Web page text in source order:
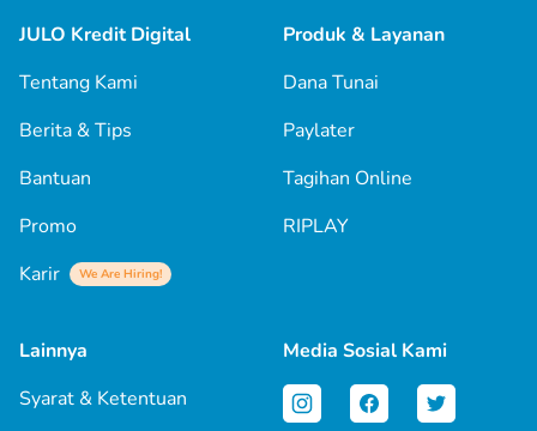
JULO Kredit Digital
Tentang Kami
Berita & Tips
Bantuan
Promo
Karir
We Are Hiring!
Produk & Layanan
Dana Tunai
Paylater
Tagihan Online
RIPLAY
Lainnya
Syarat & Ketentuan
Media Sosial Kami